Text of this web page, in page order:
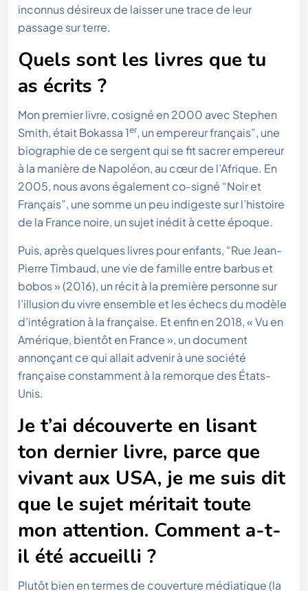
inconnus désireux de laisser une trace de leur
passage sur terre.
Quels sont les livres que tu
as écrits ?
Mon premier livre, cosigné en 2000 avec Stephen
Smith, était Bokassa 1er, un empereur français”, une
biographie de ce sergent qui se fit sacrer empereur
à la manière de Napoléon, au cœur de l’Afrique. En
2005, nous avons également co-signé “Noir et
Français”, une somme un peu indigeste sur l’histoire
de la France noire, un sujet inédit à cette époque.
Puis, après quelques livres pour enfants, “Rue Jean-
Pierre Timbaud, une vie de famille entre barbus et
bobos » (2016), un récit à la première personne sur
l’illusion du vivre ensemble et les échecs du modèle
d’intégration à la française. Et enfin en 2018, « Vu en
Amérique, bientôt en France », un document
annonçant ce qui allait advenir à une société
française constamment à la remorque des États-
Unis.
Je t’ai découverte en lisant
ton dernier livre, parce que
vivant aux USA, je me suis dit
que le sujet méritait toute
mon attention. Comment a-t-
il été accueilli ?
Plutôt bien en termes de couverture médiatique (la